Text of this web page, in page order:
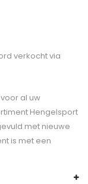
verkocht via
al uw
Hengelsport
met nieuwe
is met een